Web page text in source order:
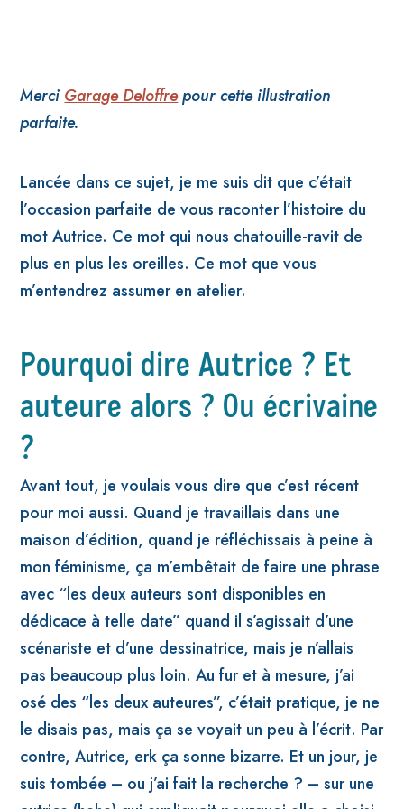
Merci Garage Deloffrepour cette illustration
parfaite.
Lancée dans ce sujet, je me suis dit que c’était
l’occasion parfaite de vous raconter l’histoire du
mot Autrice. Ce mot qui nous chatouille-ravit de
plus en plus les oreilles. Ce mot que vous
m’entendrez assumer en atelier.
Pourquoi dire Autrice ? Et
auteure alors ? Ou écrivaine
?
Avant tout, je voulais vous dire que c’est récent
pour moi aussi. Quand je travaillais dans une
maison d’édition, quand je réfléchissais à peine à
mon féminisme, ça m’embêtait de faire une phrase
avec “les deux auteurs sont disponibles en
dédicace à telle date” quand il s’agissait d’une
scénariste et d’une dessinatrice, mais je n’allais
pas beaucoup plus loin. Au fur et à mesure, j’ai
osé des “les deux auteures”, c’était pratique, je ne
le disais pas, mais ça se voyait un peu à l’écrit. Par
contre, Autrice, erk ça sonne bizarre. Et un jour, je
suis tombée – ou j’ai fait la recherche ? – sur une